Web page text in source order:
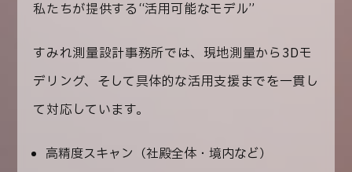
私たちが提供する“活用可能なモデル”
すみれ測量設計事務所では、現地測量から3Dモ
デリング、そして具体的な活用支援までを一貫し
て対応しています。
高精度スキャン（社殿全体・境内など）